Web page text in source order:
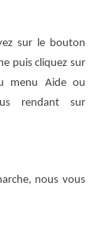
sur le bouton
puis cliquez sur
menu Aide ou
rendant sur
nous vous